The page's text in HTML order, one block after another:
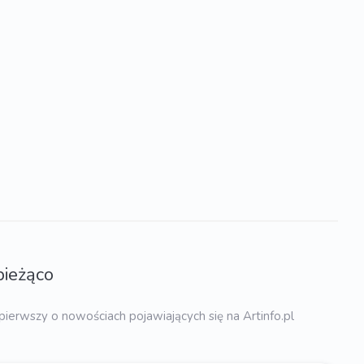
o nowościach pojawiających się na Artinfo.pl